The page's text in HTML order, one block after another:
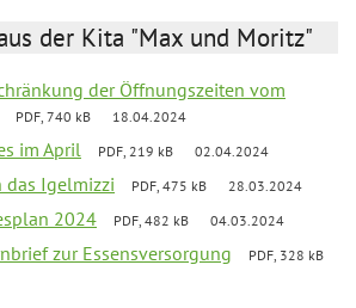
der Kita "Max und Moritz"
der Öffnungszeiten vom
PDF, 740 kB 18.04.2024
im April PDF, 219 kB 02.04.2024
das Igelmizzi PDF, 475 kB 28.03.2024
2024 PDF, 482 kB 04.03.2024
zur Essensversorgung
PDF, 328 kB